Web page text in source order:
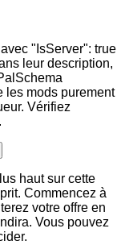
"IsServer": true
leur description,
les mods purement
Vérifiez
haut sur cette
Commencez à
votre offre en
Vous pouvez